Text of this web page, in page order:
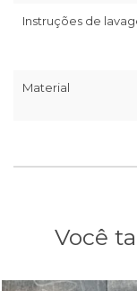
Instruções de
Material
Você